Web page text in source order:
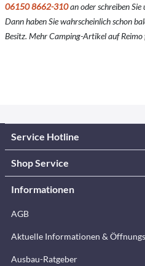
06150 8662-310an oder schreiben Sie
Dann haben Sie wahrscheinlich schon
Besitz. Mehr Camping-Artikel auf Reimo
Service Hotline
Shop Service
Informationen
AGB
Aktuelle Informationen &
Ausbau-Ratgeber